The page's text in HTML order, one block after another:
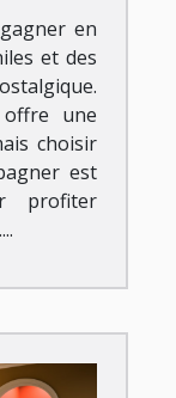
en
et des
une
choisir
est
profiter